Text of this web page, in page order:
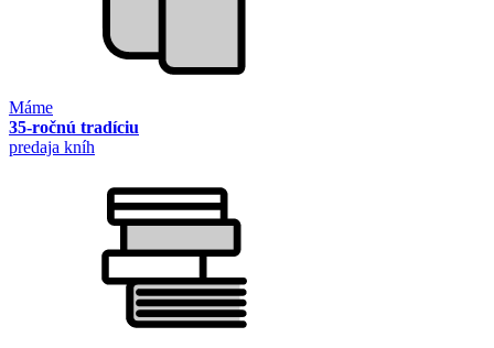
Máme
35-ročnú tradíciu
predaja kníh